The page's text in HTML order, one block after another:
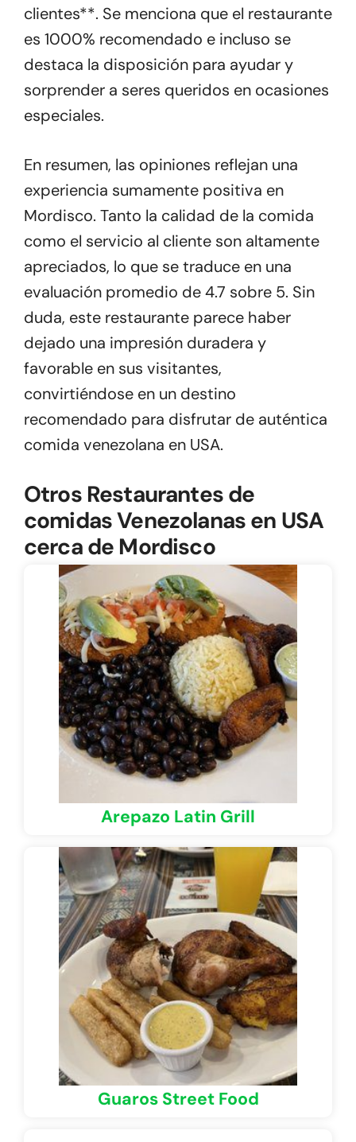
clientes**. Se menciona que el restaurante
es 1000% recomendado e incluso se
destaca la disposición para ayudar y
sorprender a seres queridos en ocasiones
especiales.
En resumen, las opiniones reflejan una
experiencia sumamente positiva en
Mordisco. Tanto la calidad de la comida
como el servicio al cliente son altamente
apreciados, lo que se traduce en una
evaluación promedio de 4.7 sobre 5. Sin
duda, este restaurante parece haber
dejado una impresión duradera y
favorable en sus visitantes,
convirtiéndose en un destino
recomendado para disfrutar de auténtica
comida venezolana en USA.
Otros Restaurantes de
comidas Venezolanas en USA
cerca de Mordisco
Arepazo Latin Grill
Guaros Street Food